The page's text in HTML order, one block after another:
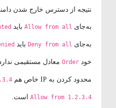
به‌جایAllow from allباید
به‌جایDeny from allباید
خودOrderمعادل مستقیمی
محدود کردن به IP خاص هم
Allow from 1.2.3.4است.